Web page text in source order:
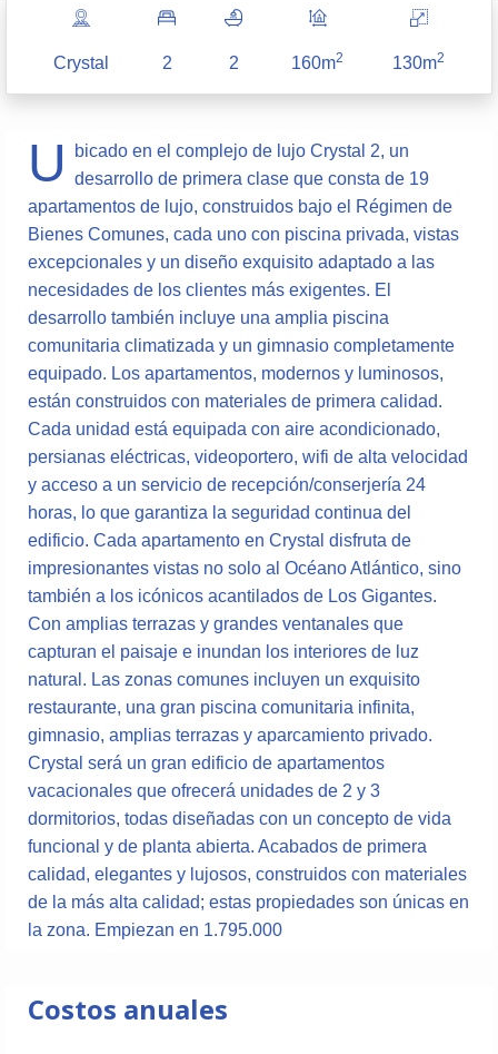
Crystal 2 2 160m2 130m2
U
bicado en el complejo de lujo Crystal 2, un
desarrollo de primera clase que consta de 19
apartamentos de lujo, construidos bajo el Régimen de
Bienes Comunes, cada uno con piscina privada, vistas
excepcionales y un diseño exquisito adaptado a las
necesidades de los clientes más exigentes. El
desarrollo también incluye una amplia piscina
comunitaria climatizada y un gimnasio completamente
equipado. Los apartamentos, modernos y luminosos,
están construidos con materiales de primera calidad.
Cada unidad está equipada con aire acondicionado,
persianas eléctricas, videoportero, wifi de alta velocidad
y acceso a un servicio de recepción/conserjería 24
horas, lo que garantiza la seguridad continua del
edificio. Cada apartamento en Crystal disfruta de
impresionantes vistas no solo al Océano Atlántico, sino
también a los icónicos acantilados de Los Gigantes.
Con amplias terrazas y grandes ventanales que
capturan el paisaje e inundan los interiores de luz
natural. Las zonas comunes incluyen un exquisito
restaurante, una gran piscina comunitaria infinita,
gimnasio, amplias terrazas y aparcamiento privado.
Crystal será un gran edificio de apartamentos
vacacionales que ofrecerá unidades de 2 y 3
dormitorios, todas diseñadas con un concepto de vida
funcional y de planta abierta. Acabados de primera
calidad, elegantes y lujosos, construidos con materiales
de la más alta calidad; estas propiedades son únicas en
la zona. Empiezan en 1.795.000
Costos anuales